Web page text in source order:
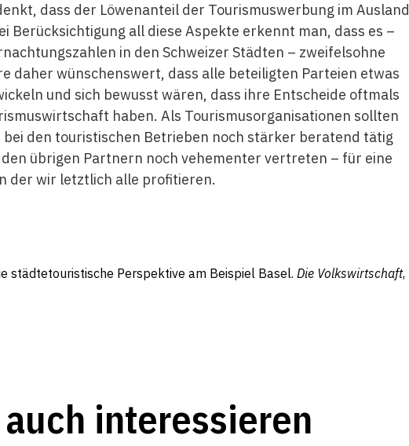
dass der Löwenanteil der Tourismuswerbung im Ausland
Berücksichtigung all diese Aspekte ­erkennt man, dass es –
in den Schweizer Städten – zweifelsohne
daher wünschenswert, dass alle beteiligten Parteien etwas
und sich bewusst wären, dass ihre Entscheide oftmals
haben. Als Tourismusorganisationen sollten
den touristischen Betrieben noch stärker beratend tätig
übrigen Partnern noch vehementer vertreten – für eine
der wir letztlich alle profitieren.
städtetouristische Perspektive am Beispiel Basel.Die Volkswirtschaft,
interessieren